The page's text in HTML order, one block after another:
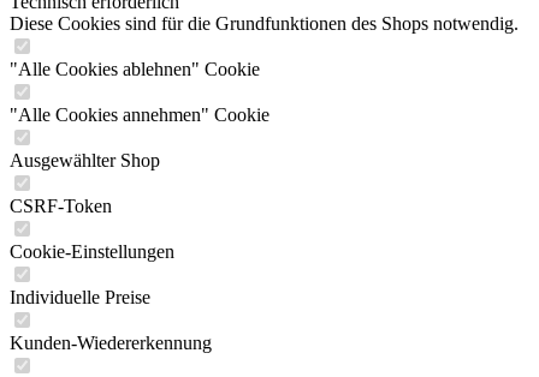
Diese Cookies sind für die Grundfunktionen des Shops notwendig.
"Alle Cookies ablehnen" Cookie
"Alle Cookies annehmen" Cookie
Ausgewählter Shop
CSRF-Token
Cookie-Einstellungen
Individuelle Preise
Kunden-Wiedererkennung